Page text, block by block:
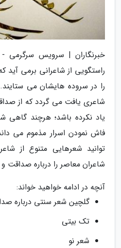
خبرنگاران | سرویس سرگرمی
راستگویی از شاعرانی برمی آید
را در سروده هایشان می
شاعری یافت می گردد که از
یاد نکرده باشد؛ هرچند گاهی
فاش نمودن اسرار مذموم می
توانید شعرهایی متنوع از
شاعران معاصر را درباره صداقت
آنچه در ادامه خواهید خواند:
گلچین شعر سنتی درباره
تک بیتی
شعر نو